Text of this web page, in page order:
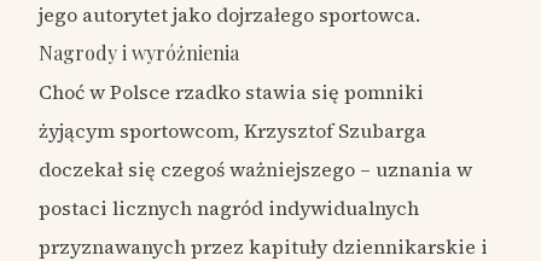
jego autorytet jako dojrzałego sportowca.
Nagrody i wyróżnienia
Choć w Polsce rzadko stawia się pomniki
żyjącym sportowcom, Krzysztof Szubarga
doczekał się czegoś ważniejszego – uznania w
postaci licznych nagród indywidualnych
przyznawanych przez kapituły dziennikarskie i